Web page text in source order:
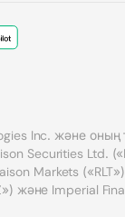
Inc. және оның
Securities Ltd.
Markets
және Imperial